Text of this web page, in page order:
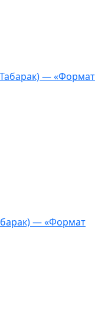
— «Формат